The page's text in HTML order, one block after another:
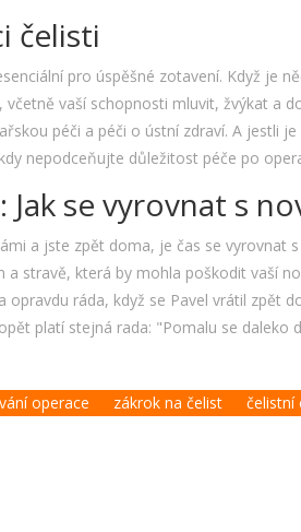
čelisti
pro úspěšné zotavení. Když je
vaší schopnosti mluvit, žvýkat a
péči a péči o ústní zdraví. A jestli
nepodceňujte důležitost péče po
Jak se vyrovnat s
a jste zpět doma, je čas se vyrovnat
a stravě, která by mohla poškodit vaší
opravdu ráda, když se Pavel vrátil zpět
platí stejná rada: "Pomalu se
operace zákrok na čelist čelistní